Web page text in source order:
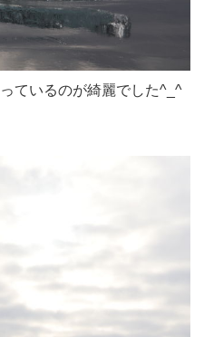
ているのが綺麗でした^_^